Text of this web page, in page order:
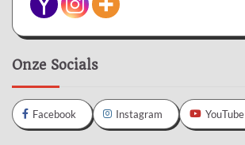
Onze Socials
Facebook Instagram YouTube